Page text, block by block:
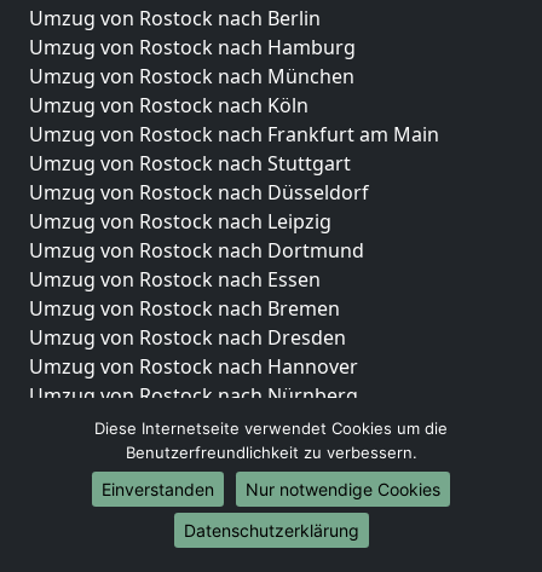
Umzug von Rostock nach Berlin
Umzug von Rostock nach Hamburg
Umzug von Rostock nach München
Umzug von Rostock nach Köln
Umzug von Rostock nach Frankfurt am Main
Umzug von Rostock nach Stuttgart
Umzug von Rostock nach Düsseldorf
Umzug von Rostock nach Leipzig
Umzug von Rostock nach Dortmund
Umzug von Rostock nach Essen
Umzug von Rostock nach Bremen
Umzug von Rostock nach Dresden
Umzug von Rostock nach Hannover
Umzug von Rostock nach Nürnberg
Umzug von Rostock nach Duisburg
Umzug von Rostock nach Bochum
Umzug von Rostock nach Wuppertal
Umzug von Rostock nach Bielefeld
Umzug von Rostock nach Bonn
Diese Internetseite verwendet Cookies um die
Benutzerfreundlichkeit zu verbessern.
Einverstanden
Nur notwendige Cookies
Datenschutzerklärung